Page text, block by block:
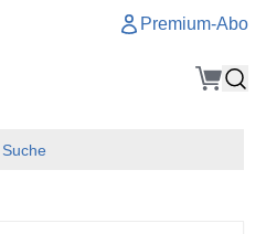
Premium-Abo
Suche